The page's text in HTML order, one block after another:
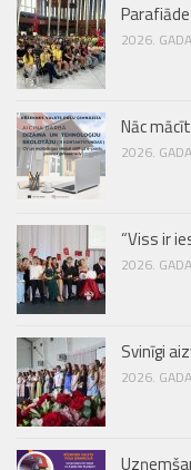
2026.
Nāc
2026.
“Viss ir
2026.
Svinīgi
2026.